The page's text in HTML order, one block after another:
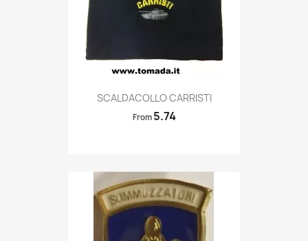
Quick view
SCALDACOLLO CARRISTI
From 5.74